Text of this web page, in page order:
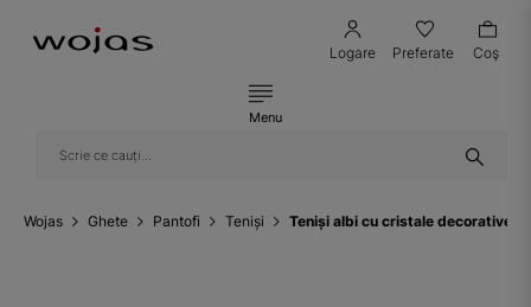
Logare Preferate Coş
Menu
Wojas Ghete Pantofi Teniși Teniși albi cu cristale decorative